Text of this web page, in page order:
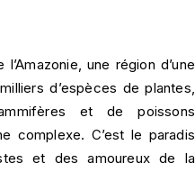
une région d’une
d’espèces de plantes,
et de poissons
complexe. C’est le paradis
et des amoureux de la